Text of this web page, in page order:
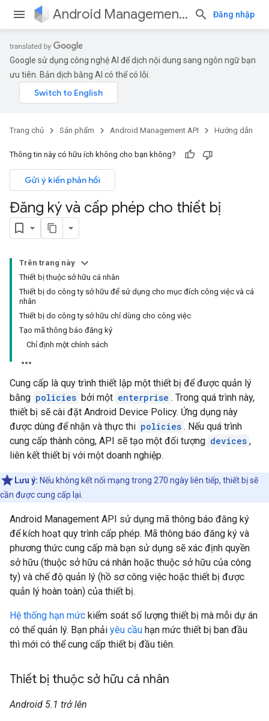
Android Management API Đăng nhập
Google sử dụng công nghệ AI để dịch nội dung sang ngôn ngữ bạn
ưu tiên. Bản dịch bằng AI có thể có lỗi.
Trang chủ Sản phẩm Android Management API Hướng dẫn
Thông tin này có hữu ích không cho bạn không?
Gửi ý kiến phản hồi
Đăng ký và cấp phép cho thiết bị
Trên trang này
Thiết bị thuộc sở hữu cá nhân
Thiết bị do công ty sở hữu để sử dụng cho mục đích công việc và cá
nhân
Thiết bị do công ty sở hữu chỉ dùng cho công việc
Tạo mã thông báo đăng ký
Chỉ định một chính sách
Cung cấp là quy trình thiết lập một thiết bị để được quản lý
bằng policies bởi một enterprise . Trong quá trình này,
thiết bị sẽ cài đặt Android Device Policy. Ứng dụng này
được dùng để nhận và thực thi policies . Nếu quá trình
cung cấp thành công, API sẽ tạo một đối tượng devices ,
liên kết thiết bị với một doanh nghiệp.
Lưu ý: Nếu không kết nối mạng trong 270 ngày liên tiếp, thiết bị sẽ
cần được cung cấp lại.
Android Management API sử dụng mã thông báo đăng ký
để kích hoạt quy trình cấp phép. Mã thông báo đăng ký và
phương thức cung cấp mà bạn sử dụng sẽ xác định quyền
sở hữu (thuộc sở hữu cá nhân hoặc thuộc sở hữu của công
ty) và chế độ quản lý (hồ sơ công việc hoặc thiết bị được
quản lý hoàn toàn) của thiết bị.
Hệ thống hạn mức kiểm soát số lượng thiết bị mà mỗi dự án
có thể quản lý. Bạn phải yêu cầu hạn mức thiết bị ban đầu
thì mới có thể cung cấp thiết bị đầu tiên.
Thiết bị thuộc sở hữu cá nhân
Android 5.1 trở lên